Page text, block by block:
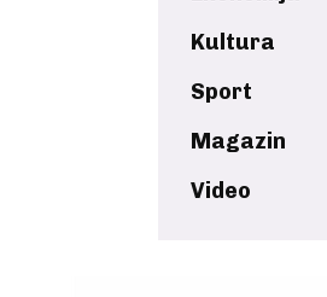
Kultura
Sport
Magazin
Video